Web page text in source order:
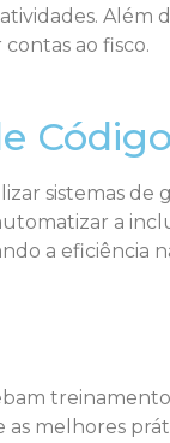
Além
ao fisco.
sistemas de
a
a eficiência
as melhores